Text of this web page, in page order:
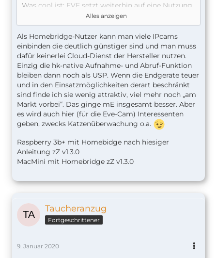
Was cool ist: EVE setzt weiterhin auf eine Nutzung
OHNE den Zwang zu einer Registrierung oder gar
zu einer weiteren (kostenpflichtigen) Hersteller-
Cloud, was fast alle anderen Hersteller tun.
Stattdessen setzen sie rein auf die neue Apple-
Technik "Secure HomeKit Video", die allerdings
mindestens den Apple-iCloud-Speicherplan mit
200 GB voraussetzt.
Ansonsten hat das Ding Lautsprecher und Mikro
integriert sowie ebenfalls einen Infrarot-
Nachtsichtmodus.
Mehr Erst-Infos hier:
Grüße
Alles anzeigen
Als Homebridge-Nutzer kann man viele IPcams
einbinden die deutlich günstiger sind und man muss
dafür keinerlei Cloud-Dienst der Hersteller nutzen.
Einzig die hk-native Aufnahme- und Abruf-Funktion
bleiben dann noch als USP. Wenn die Endgeräte teuer
und in den Einsatzmöglichkeiten derart beschränkt
sind finde ich sie wenig attraktiv, viel mehr noch „am
Markt vorbei“. Das ginge mE insgesamt besser. Aber
es wird auch hier (für die Eve-Cam) Interessenten
geben, zwecks Katzenüberwachung o.a.
Raspberry 3b+ mit Homebidge nach hiesiger
Anleitung zZ v1.3.0
MacMini mit Homebridge zZ v1.3.0
Taucheranzug
Fortgeschrittener
9. Januar 2020